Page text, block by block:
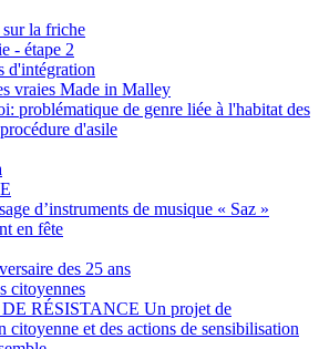
la friche
- étape 2
d'intégration
vraies Made in Malley
problématique de genre liée à l'habitat des
d'asile
d’instruments de musique « Saz »
en fête
des 25 ans
citoyennes
RÉSISTANCE Un projet de
citoyenne et des actions de sensibilisation